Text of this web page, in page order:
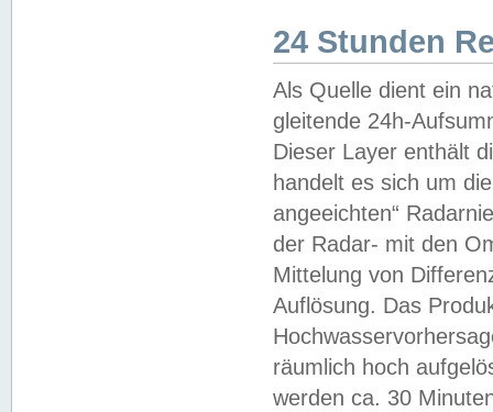
24 Stunden
Als Quelle dient ein
gleitende 24h-
Dieser Layer enthält
handelt es sich um
angeeichten“
der Radar- mit den
Mittelung von
Auflösung. Das
räumlich hoch
werden ca. 30